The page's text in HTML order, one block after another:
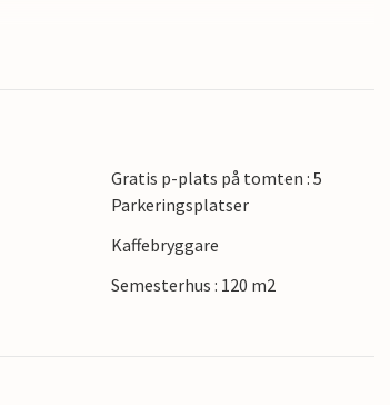
Gratis p-plats på tomten : 5
Parkeringsplatser
Kaffebryggare
Semesterhus : 120 m2